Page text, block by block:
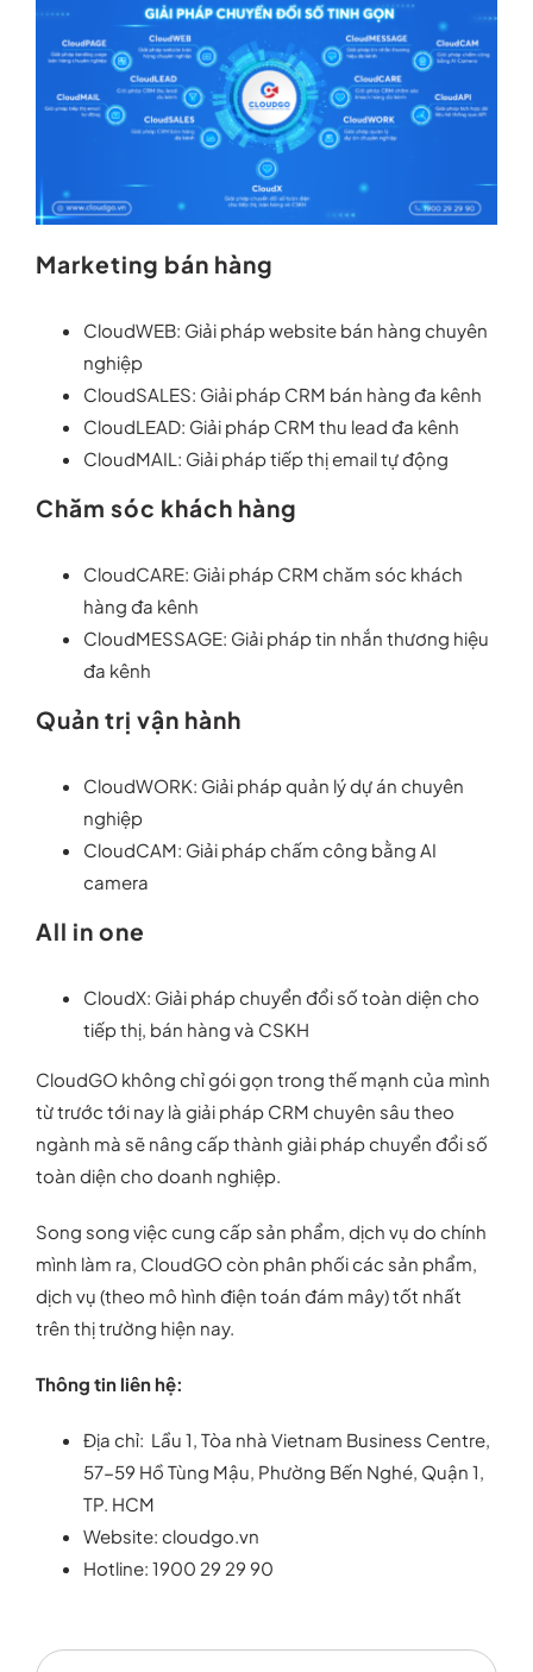
Marketing bán hàng
CloudWEB: Giải pháp website bán hàng chuyên
nghiệp
CloudSALES: Giải pháp CRM bán hàng đa kênh
CloudLEAD: Giải pháp CRM thu lead đa kênh
CloudMAIL: Giải pháp tiếp thị email tự động
Chăm sóc khách hàng
CloudCARE: Giải pháp CRM chăm sóc khách
hàng đa kênh
CloudMESSAGE: Giải pháp tin nhắn thương hiệu
đa kênh
Quản trị vận hành
CloudWORK: Giải pháp quản lý dự án chuyên
nghiệp
CloudCAM: Giải pháp chấm công bằng AI
camera
All in one
CloudX: Giải pháp chuyển đổi số toàn diện cho
tiếp thị, bán hàng và CSKH
CloudGO không chỉ gói gọn trong thế mạnh của mình
từ trước tới nay là giải pháp CRM chuyên sâu theo
ngành mà sẽ nâng cấp thành giải pháp chuyển đổi số
toàn diện cho doanh nghiệp.
Song song việc cung cấp sản phẩm, dịch vụ do chính
mình làm ra, CloudGO còn phân phối các sản phẩm,
dịch vụ (theo mô hình điện toán đám mây) tốt nhất
trên thị trường hiện nay.
Thông tin liên hệ:
Địa chỉ: Lầu 1, Tòa nhà Vietnam Business Centre,
57-59 Hồ Tùng Mậu, Phường Bến Nghé, Quận 1,
TP. HCM
Website: cloudgo.vn
Hotline: 1900 29 29 90